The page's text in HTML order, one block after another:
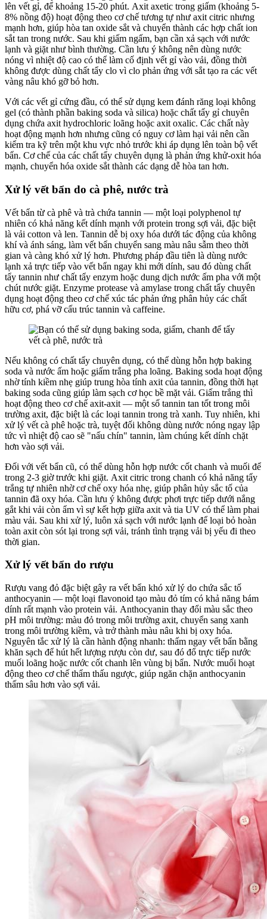
lên vết gỉ, để khoảng 15-20 phút. Axit axetic trong giấm (khoảng 5-
8% nồng độ) hoạt động theo cơ chế tương tự như axit citric nhưng
mạnh hơn, giúp hòa tan oxide sắt và chuyển thành các hợp chất ion
sắt tan trong nước. Sau khi giấm ngấm, bạn cần xả sạch với nước
lạnh và giặt như bình thường. Cần lưu ý không nên dùng nước
nóng vì nhiệt độ cao có thể làm cố định vết gỉ vào vải, đồng thời
không được dùng chất tẩy clo vì clo phản ứng với sắt tạo ra các vết
vàng nâu khó gỡ bỏ hơn.
Với các vết gỉ cứng đầu, có thể sử dụng kem đánh răng loại không
gel (có thành phần baking soda và silica) hoặc chất tẩy gỉ chuyên
dụng chứa axit hydrochloric loãng hoặc axit oxalic. Các chất này
hoạt động mạnh hơn nhưng cũng có nguy cơ làm hại vải nên cần
kiểm tra kỹ trên một khu vực nhỏ trước khi áp dụng lên toàn bộ vết
bẩn. Cơ chế của các chất tẩy chuyên dụng là phản ứng khử-oxit hóa
mạnh, chuyển hóa oxide sắt thành các dạng dễ hòa tan hơn.
Xử lý vết bẩn do cà phê, nước trà
Vết bẩn từ cà phê và trà chứa tannin — một loại polyphenol tự
nhiên có khả năng kết dính mạnh với protein trong sợi vải, đặc biệt
là vải cotton và len. Tannin dễ bị oxy hóa dưới tác động của không
khí và ánh sáng, làm vết bẩn chuyển sang màu nâu sẫm theo thời
gian và càng khó xử lý hơn. Phương pháp đầu tiên là dùng nước
lạnh xả trực tiếp vào vết bẩn ngay khi mới dính, sau đó dùng chất
tẩy tannin như chất tẩy enzym hoặc dung dịch nước ấm pha với một
chút nước giặt. Enzyme protease và amylase trong chất tẩy chuyên
dụng hoạt động theo cơ chế xúc tác phản ứng phân hủy các chất
hữu cơ, phá vỡ cấu trúc tannin và caffeine.
Nếu không có chất tẩy chuyên dụng, có thể dùng hỗn hợp baking
soda và nước ấm hoặc giấm trắng pha loãng. Baking soda hoạt động
nhờ tính kiềm nhẹ giúp trung hòa tính axit của tannin, đồng thời hạt
baking soda cũng giúp làm sạch cơ học bề mặt vải. Giấm trắng thì
hoạt động theo cơ chế axit-axit — một số tannin tan tốt trong môi
trường axit, đặc biệt là các loại tannin trong trà xanh. Tuy nhiên, khi
xử lý vết cà phê hoặc trà, tuyệt đối không dùng nước nóng ngay lập
tức vì nhiệt độ cao sẽ "nấu chín" tannin, làm chúng kết dính chặt
hơn vào sợi vải.
Đối với vết bẩn cũ, có thể dùng hỗn hợp nước cốt chanh và muối để
trong 2-3 giờ trước khi giặt. Axit citric trong chanh có khả năng tẩy
trắng tự nhiên nhờ cơ chế oxy hóa nhẹ, giúp phân hủy sắc tố của
tannin đã oxy hóa. Cần lưu ý không được phơi trực tiếp dưới nắng
gắt khi vải còn ẩm vì sự kết hợp giữa axit và tia UV có thể làm phai
màu vải. Sau khi xử lý, luôn xả sạch với nước lạnh để loại bỏ hoàn
toàn axit còn sót lại trong sợi vải, tránh tình trạng vải bị yếu đi theo
thời gian.
Xử lý vết bẩn do rượu
Rượu vang đỏ đặc biệt gây ra vết bẩn khó xử lý do chứa sắc tố
anthocyanin — một loại flavonoid tạo màu đỏ tím có khả năng bám
dính rất mạnh vào protein vải. Anthocyanin thay đổi màu sắc theo
pH môi trường: màu đỏ trong môi trường axit, chuyển sang xanh
trong môi trường kiềm, và trở thành màu nâu khi bị oxy hóa.
Nguyên tắc xử lý là cần hành động nhanh: thấm ngay vết bẩn bằng
khăn sạch để hút hết lượng rượu còn dư, sau đó đổ trực tiếp nước
muối loãng hoặc nước cốt chanh lên vùng bị bẩn. Nước muối hoạt
động theo cơ chế thẩm thấu ngược, giúp ngăn chặn anthocyanin
thấm sâu hơn vào sợi vải.